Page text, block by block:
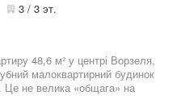
3 / 3 эт.
48,6 м² у центрі Ворзеля,
малоквартирний будинок
Це не велика «общага» на